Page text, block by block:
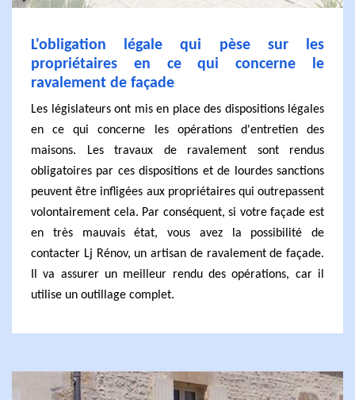
L'obligation légale qui pèse sur les
propriétaires en ce qui concerne le
ravalement de façade
Les législateurs ont mis en place des dispositions légales
en ce qui concerne les opérations d'entretien des
maisons. Les travaux de ravalement sont rendus
obligatoires par ces dispositions et de lourdes sanctions
peuvent être infligées aux propriétaires qui outrepassent
volontairement cela. Par conséquent, si votre façade est
en très mauvais état, vous avez la possibilité de
contacter Lj Rénov, un artisan de ravalement de façade.
Il va assurer un meilleur rendu des opérations, car il
utilise un outillage complet.